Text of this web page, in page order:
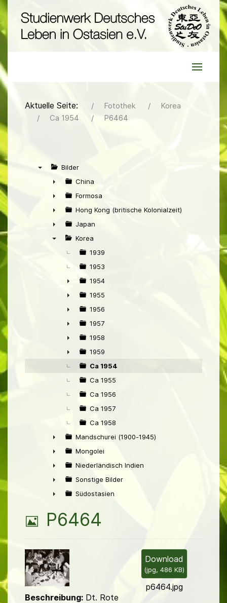
Aktuelle Seite: Fotothek
Korea
Ca 1954
P6464
Bilder
►
China
►
Formosa
►
Hong Kong (britische Kolonialzeit)
►
Japan
Korea
1939
1953
►
1954
►
1955
►
1956
►
1957
►
1958
►
1959
Ca 1954
Ca 1955
Ca 1956
Ca 1957
Ca 1958
►
Mandschurei (1900-1945)
►
Mongolei
►
Niederländisch Indien
►
Sonstige Bilder
Südostasien
B
l
d
P6464
Download
(jpg, 486 KB)
p6464.jpg
Beschreibung: Dt. Rote